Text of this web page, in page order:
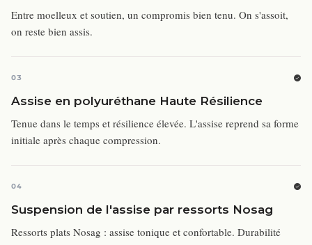
Entre moelleux et soutien, un compromis bien tenu. On s'assoit,
on reste bien assis.
03
Assise en polyuréthane Haute Résilience
Tenue dans le temps et résilience élevée. L'assise reprend sa forme
initiale après chaque compression.
04
Suspension de l'assise par ressorts Nosag
Ressorts plats Nosag : assise tonique et confortable. Durabilité